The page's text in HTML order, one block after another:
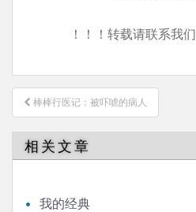
！！！转载请联系我
文
章
导
航
棒棒行医记：被吓唬的病人
相关文章
我的经典